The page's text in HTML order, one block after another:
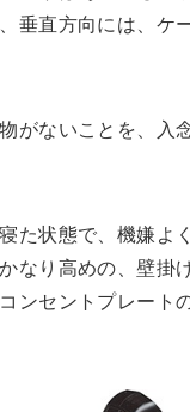
垂直方向には、ケ
がないことを、入
た状態で、機嫌よ
なり高めの、壁掛
ンセントプレート